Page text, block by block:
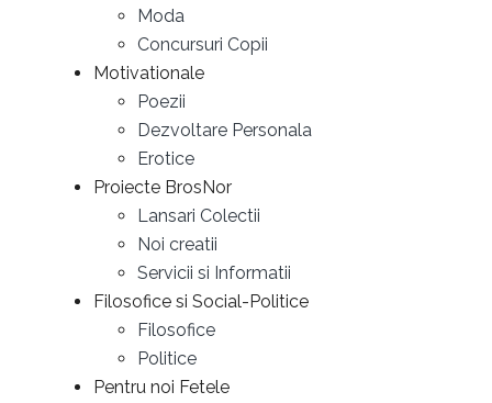
Moda
Concursuri Copii
Motivationale
Poezii
Dezvoltare Personala
Erotice
Proiecte BrosNor
Lansari Colectii
Noi creatii
Servicii si Informatii
Filosofice si Social-Politice
Filosofice
Politice
Pentru noi Fetele